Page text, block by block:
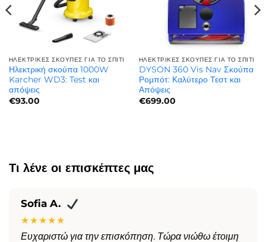
ΗΛΕΚΤΡΙΚΈΣ ΣΚΟΎΠΕΣ ΓΙΑ ΤΟ ΣΠΊΤΙ
Ηλεκτρική σκούπα 1000W
Karcher WD3: Test και
απόψεις
€93.00
ΗΛΕΚΤΡΙΚΈΣ ΣΚΟΎΠΕΣ ΓΙΑ ΤΟ ΣΠΊΤΙ
DYSON 360 Vis Nav Σκούπα
Ρομπότ: Καλύτερο Τεστ και
Απόψεις
€699.00
Τι λένε οι επισκέπτες μας
Sofia A.
★★★★★
Ευχαριστώ για την επισκόπηση. Τώρα νιώθω έτοιμη